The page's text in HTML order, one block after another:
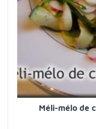
Méli-mélo de